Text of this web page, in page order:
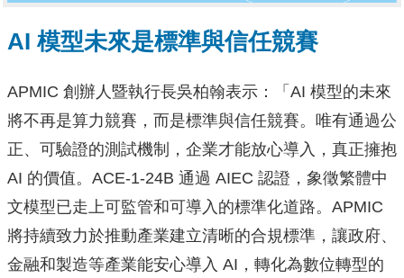
AI 模型未來是標準與信任競賽
APMIC 創辦人暨執行長吳柏翰表示：「AI 模型的未來
將不再是算力競賽，而是標準與信任競賽。唯有通過公
正、可驗證的測試機制，企業才能放心導入，真正擁抱
AI 的價值。ACE-1-24B 通過 AIEC 認證，象徵繁體中
文模型已走上可監管和可導入的標準化道路。APMIC
將持續致力於推動產業建立清晰的合規標準，讓政府、
金融和製造等產業能安心導入 AI，轉化為數位轉型的